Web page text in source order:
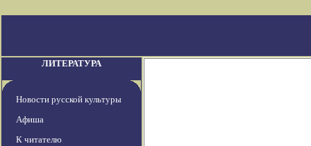
ЛИТЕРАТУРА
Новости русской культуры
Афиша
К читателю